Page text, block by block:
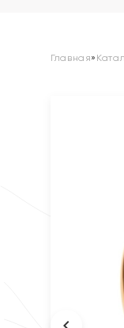
Главная»